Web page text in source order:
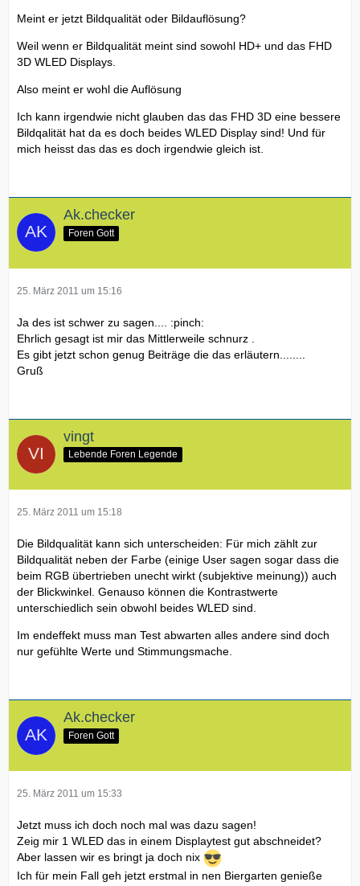
Meint er jetzt Bildqualität oder Bildauflösung?
Weil wenn er Bildqualität meint sind sowohl HD+ und das FHD
3D WLED Displays.
Also meint er wohl die Auflösung
Ich kann irgendwie nicht glauben das das FHD 3D eine bessere
Bildqalität hat da es doch beides WLED Display sind! Und für
mich heisst das das es doch irgendwie gleich ist.
Ak.checker
Foren Gott
25. März 2011 um 15:16
Ja des ist schwer zu sagen.... :pinch:
Ehrlich gesagt ist mir das Mittlerweile schnurz .
Es gibt jetzt schon genug Beiträge die das erläutern........
Gruß
vingt
Lebende Foren Legende
25. März 2011 um 15:18
Die Bildqualität kann sich unterscheiden: Für mich zählt zur
Bildqualität neben der Farbe (einige User sagen sogar dass die
beim RGB übertrieben unecht wirkt (subjektive meinung)) auch
der Blickwinkel. Genauso können die Kontrastwerte
unterschiedlich sein obwohl beides WLED sind.
Im endeffekt muss man Test abwarten alles andere sind doch
nur gefühlte Werte und Stimmungsmache.
Ak.checker
Foren Gott
25. März 2011 um 15:33
Jetzt muss ich doch noch mal was dazu sagen!
Zeig mir 1 WLED das in einem Displaytest gut abschneidet?
Aber lassen wir es bringt ja doch nix
Ich für mein Fall geh jetzt erstmal in nen Biergarten genieße